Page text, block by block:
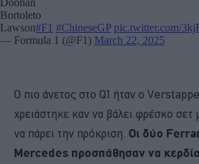
Ο πιο άνετος στο Q1 ήταν ο
χρειάστηκε καν να βάλει φρέσκο σετ
να πάρει την πρόκριση. Οι δύο
Mercedes προσπάθησαν να